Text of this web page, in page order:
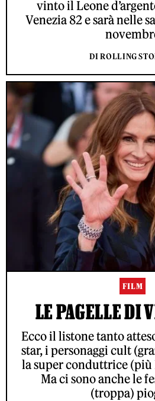
vinto il Leone
Venezia 82 e sarà nelle
DI ROLLING
FILM
LE PAGELLE DI
Ecco il listone tanto
star, i personaggi cult
la super conduttrice
Ma ci sono anche le
(troppa)